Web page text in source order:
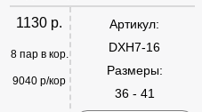
1130 р.
8 пар в кор.
9040 р/кор
Артикул:
DXH7-16
Размеры:
36 - 41